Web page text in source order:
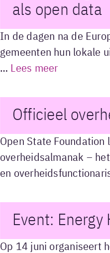
als open data
In de dagen na de
gemeenten hun lokale
… Lees meer
Officieel
Open State Foundation
overheidsalmanak –
en
Event:
Op 14 juni organiseert